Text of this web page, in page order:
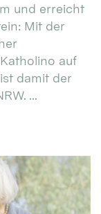
und erreicht
Mit der
auf
damit der
...